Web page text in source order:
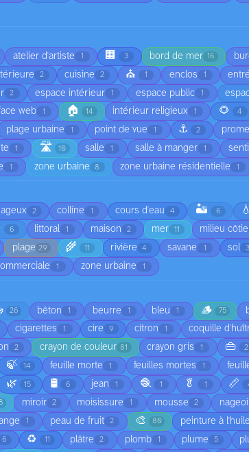
atelier d'artiste 1 🏢 3 bord de mer 16
2 cuisine 2 ⛪ 1 enclos 1
2 espace intérieur 1 espace public 1
web 1 🏠 14 intérieur religieux 1 🌻 4
plage urbaine 1 point de vue 1 ⚓ 2
1 🛣️ 10 salle 1 salle à manger 1
1 zone urbaine 8 zone urbaine résidentielle 1
2 colline 1 cours d'eau 4 🏜️ 6 💧
6 littoral 1 maison 2 mer 11 milieu
plage 29 🌾 11 rivière 4 savane 1 sol 3
1 zone urbaine 1
26 bêton 1 beurre 1 bleu 1 🪵 75
cigarettes 1 cire 9 citron 1 coquille
2 crayon de couleur 81 crayon gris 1 👜 2
🍃 14 feuille morte 1 feuilles mortes 1
🌿 15 🛢️ 6 jean 1 🧶 1 🥬 1 📏
miroir 2 moisissure 1 mousse 2
1 peau de fruit 2 🎨 80 peinture à l'huile
6 ♻️ 11 plâtre 2 plomb 1 plume 5